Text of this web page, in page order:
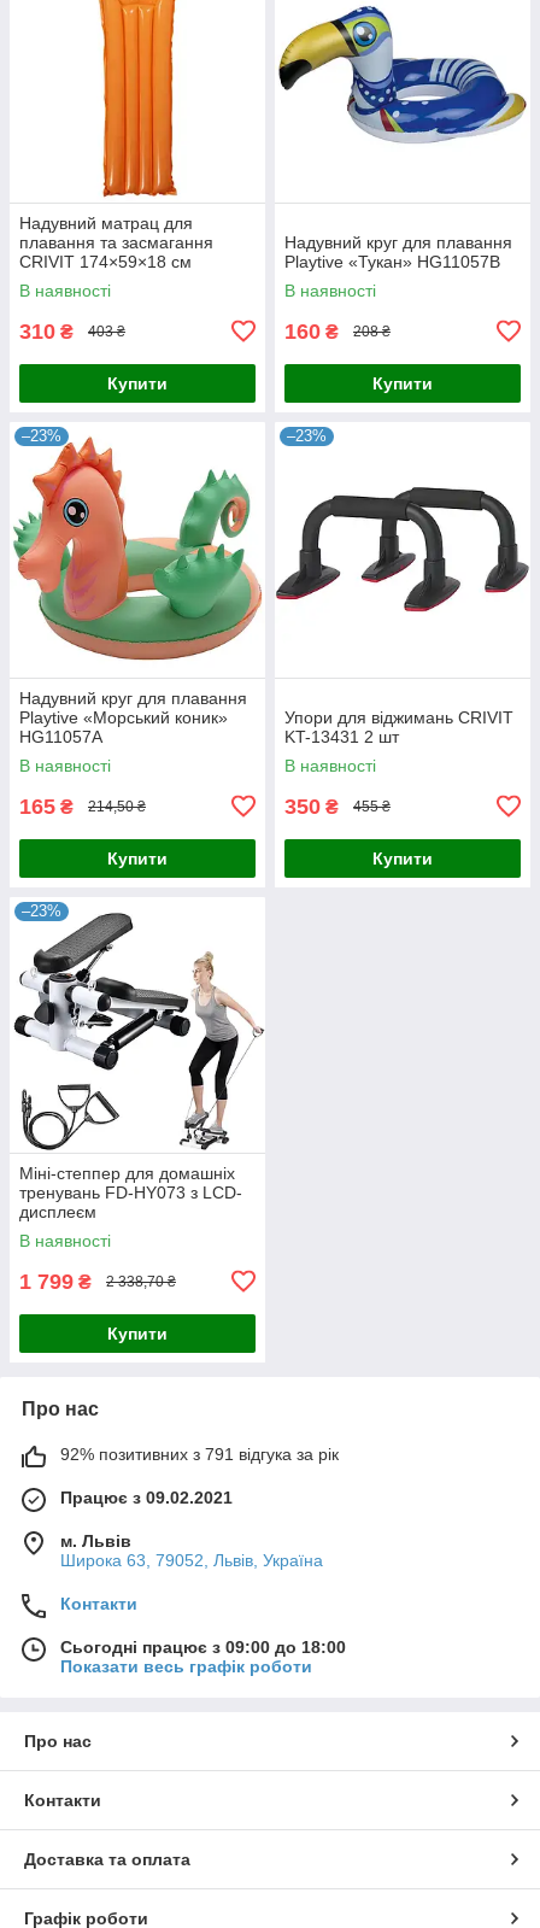
Надувний матрац для
плавання та засмагання
CRIVIT 174×59×18 см
HG12643-D Orange
В наявності
310 ₴ 403 ₴
Купити
Надувний круг для плавання
Playtive «Тукан» HG11057B
В наявності
160 ₴ 208 ₴
Купити
–23%
Надувний круг для плавання
Playtive «Морський коник»
HG11057A
В наявності
165 ₴ 214,50 ₴
Купити
–23%
Упори для віджимань CRIVIT
KT-13431 2 шт
В наявності
350 ₴ 455 ₴
Купити
–23%
Міні-степпер для домашніх
тренувань FD-HY073 з LCD-
дисплеєм
В наявності
1 799 ₴ 2 338,70 ₴
Купити
Про нас
92% позитивних з 791 відгука за рік
Працює з 09.02.2021
м. Львів
Широка 63, 79052, Львів, Україна
Контакти
Сьогодні працює з 09:00 до 18:00
Показати весь графік роботи
Про нас
Контакти
Доставка та оплата
Графік роботи